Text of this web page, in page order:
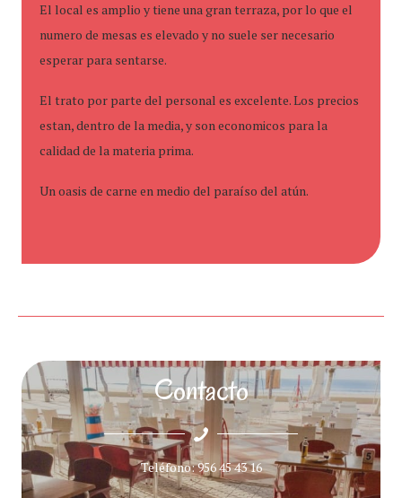
El local es amplio y tiene una gran terraza, por lo que el
numero de mesas es elevado y no suele ser necesario
esperar para sentarse.
El trato por parte del personal es excelente. Los precios
estan, dentro de la media, y son economicos para la
calidad de la materia prima.
Un oasis de carne en medio del paraíso del atún.
Contacto
Teléfono: 956 45 43 16